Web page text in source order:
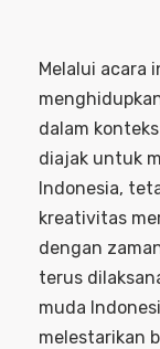
Melalui acara
dalam
diajak untuk
Indonesia,
kreativitas
dengan
terus
muda
melestarikan